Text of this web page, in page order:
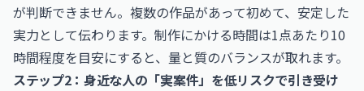
が判断できません。複数の作品があって初めて、安定した
実力として伝わります。制作にかける時間は1点あたり10
時間程度を目安にすると、量と質のバランスが取れます。
ステップ2：身近な人の「実案件」を低リスクで引き受け